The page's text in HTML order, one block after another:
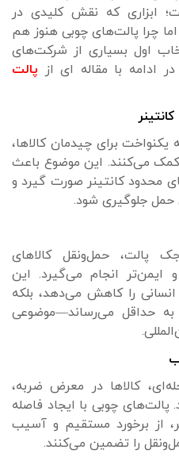
ابزاری که نقش کلیدی در
چرا پالت‌های چوبی هنوز هم
اول بسیاری از شرکت‌های
ادامه با مقاله ای از پالت
برای چیدمان کالاها،
کمک می‌کنند. این موضوع باعث
محدود کانتینر صورت گیرد و
حمل جلوگیری شود.
پالت، حمل‌ونقل کالاهای
ایمن‌تر انجام می‌گیرد. این
انسانی را کاهش می‌دهد، بلکه
به حداقل می‌رساند—موضوعی
کالاها در معرض ضربه،
پالت‌های چوبی با ایجاد فاصله
از برخورد مستقیم و آسیب
را تضمین می‌کنند.